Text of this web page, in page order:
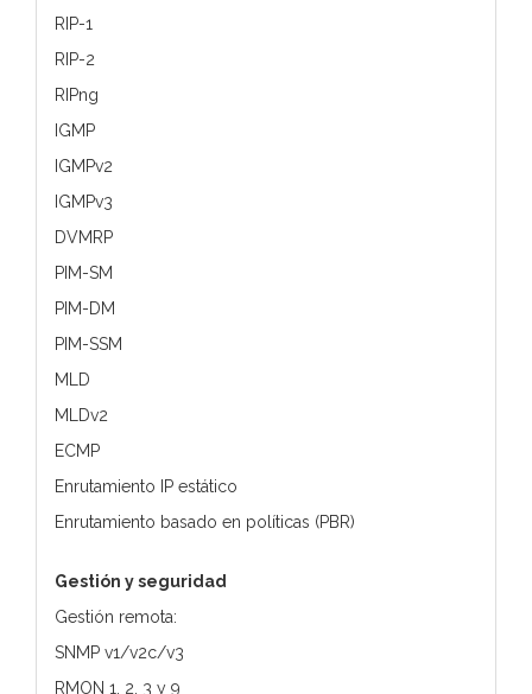
RIP-1
RIP-2
RIPng
IGMP
IGMPv2
IGMPv3
DVMRP
PIM-SM
PIM-DM
PIM-SSM
MLD
MLDv2
ECMP
Enrutamiento IP estático
Enrutamiento basado en políticas (PBR)
Gestión y seguridad
Gestión remota:
SNMP v1/v2c/v3
RMON 1, 2, 3 y 9